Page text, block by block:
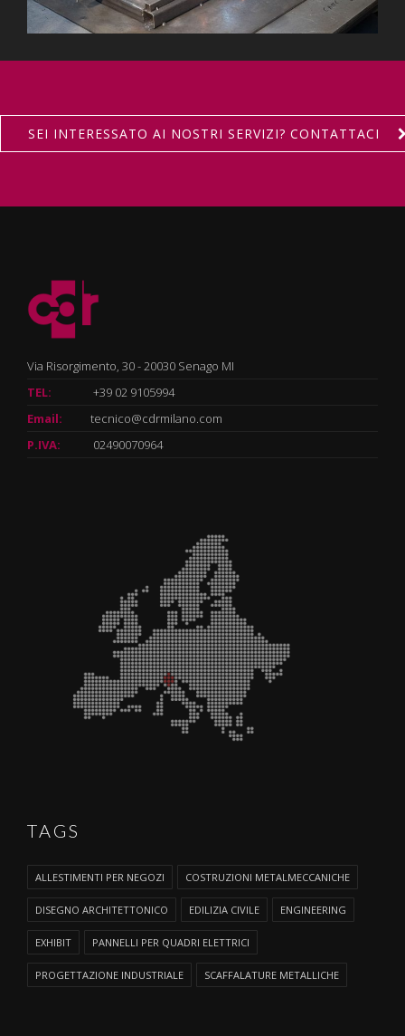
SEI INTERESSATO AI NOSTRI SERVIZI? CONTATTACI
Via Risorgimento, 30 - 20030 Senago MI
TEL:
+39 02 9105994
Email:
tecnico@cdrmilano.com
P.IVA:
02490070964
TAGS
ALLESTIMENTI PER NEGOZI COSTRUZIONI METALMECCANICHE
DISEGNO ARCHITETTONICO EDILIZIA CIVILE ENGINEERING
EXHIBIT PANNELLI PER QUADRI ELETTRICI
PROGETTAZIONE INDUSTRIALE SCAFFALATURE METALLICHE